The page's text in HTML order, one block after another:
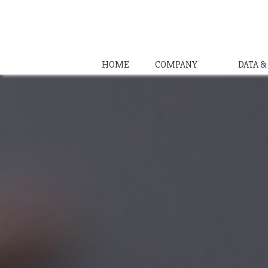
HOME COMPANY DATA